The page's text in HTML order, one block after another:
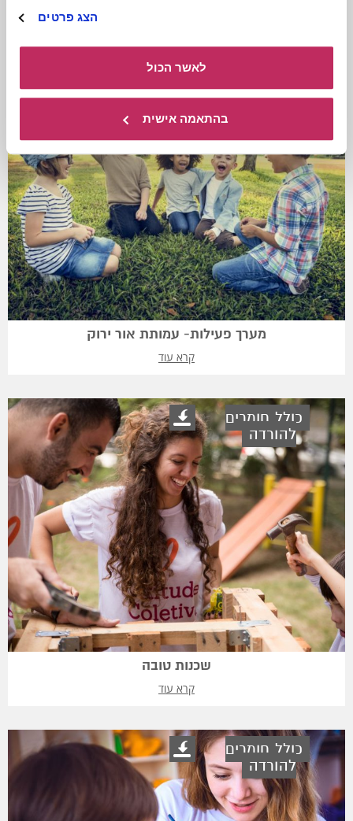
הצג פרטים
לאשר הכול
בהתאמה אישית
כולל חומרים
להורדה
מערך פעילות- עמותת אור ירוק
קרא עוד
כולל חומרים
להורדה
שכנות טובה
קרא עוד
כולל חומרים
להורדה